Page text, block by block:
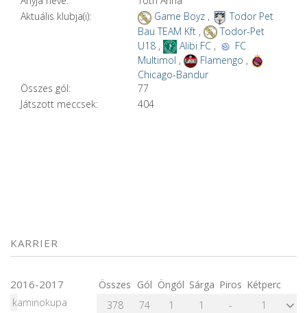
Aktuális klubja(i):
Game Boyz,
Todor Pet
Bau TEAM Kft,
Todor-Pet
U18, Alibi FC ,
FC
Multimol , Flamengo ,
Chicago-Bandur
Összes gól:
77
Játszott meccsek:
404
KARRIER
2016-2017 Összes Gól Öngól Sárga Piros Kétperc
kaminokupa
378 74 1 1 - 1